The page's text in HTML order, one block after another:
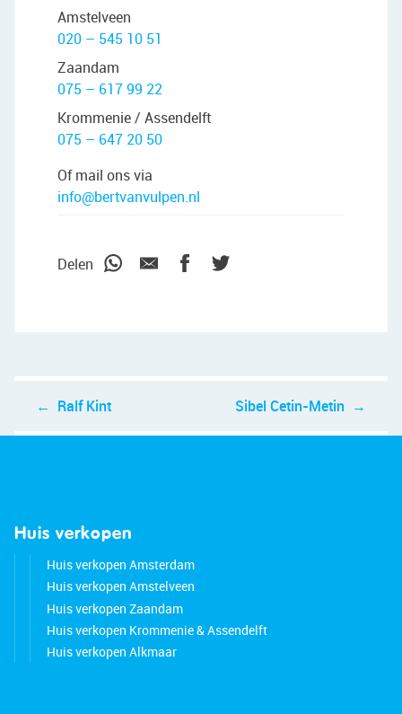
Amstelveen
020 – 545 10 51
Zaandam
075 – 617 99 22
Krommenie / Assendelft
075 – 647 20 50
Of mail ons via
info@bertvanvulpen.nl
Delen
BerichtRalf Kint Sibel Cetin-Metin
Huis verkopen
Huis verkopen Amsterdam
Huis verkopen Amstelveen
Huis verkopen Zaandam
Huis verkopen Krommenie & Assendelft
Huis verkopen Alkmaar